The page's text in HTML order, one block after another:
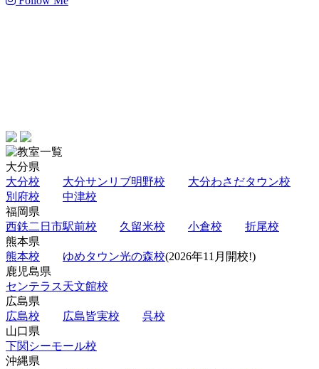
大分県
大分校
大分サンリブ明野校
大分わさだタウン校
別府校
中津校
福岡県
西鉄二日市駅前校
久留米校 小倉校
折尾校
熊本県
熊本校
ゆめタウン光の森校(2026年11月開校!)
鹿児島県
センテラス天文館校
広島県
広島校
広島皆実校
呉校
山口県
下関シーモール校
沖縄県